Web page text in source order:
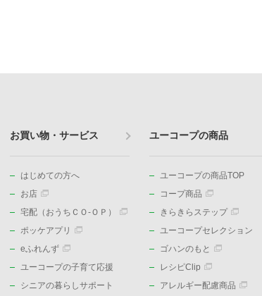
お買い物・サービス
はじめての方へ
お店
宅配（おうちＣＯ-ＯＰ）
ポッケアプリ
eふれんず
ユーコープの子育て応援
シニアの暮らしサポート
ユーコープの商品
ユーコープの商品TOP
コープ商品
きらきらステップ
ユーコープセレクション
ゴハンのもと
レシピClip
アレルギー配慮商品